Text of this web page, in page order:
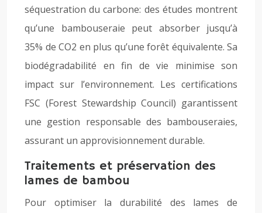
séquestration du carbone: des études montrent
qu’une bambouseraie peut absorber jusqu’à
35% de CO2 en plus qu’une forêt équivalente. Sa
biodégradabilité en fin de vie minimise son
impact sur l’environnement. Les certifications
FSC (Forest Stewardship Council) garantissent
une gestion responsable des bambouseraies,
assurant un approvisionnement durable.
Traitements et préservation des
lames de bambou
Pour optimiser la durabilité des lames de